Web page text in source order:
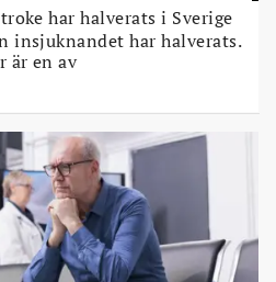
har halverats i Sverige
insjuknandet har halverats.
är en av